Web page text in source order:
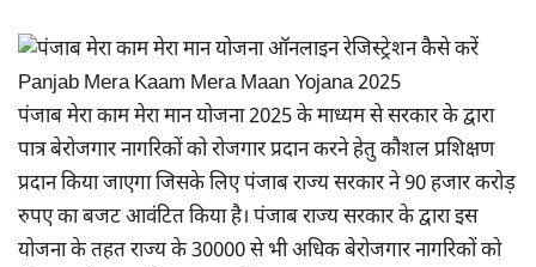
पंजाब मेरा काम मेरा मान योजना 2025 के माध्यम से सरकार के द्वारा
पात्र बेरोजगार नागरिकों को रोजगार प्रदान करने हेतु कौशल प्रशिक्षण
प्रदान किया जाएगा जिसके लिए पंजाब राज्य सरकार ने 90 हजार करोड़
रुपए का बजट आवंटित किया है। पंजाब राज्य सरकार के द्वारा इस
योजना के तहत राज्य के 30000 से भी अधिक बेरोजगार नागरिकों को